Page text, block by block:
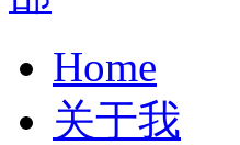
Home
关于我